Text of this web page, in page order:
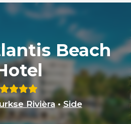
Beach
Rivièra• Side